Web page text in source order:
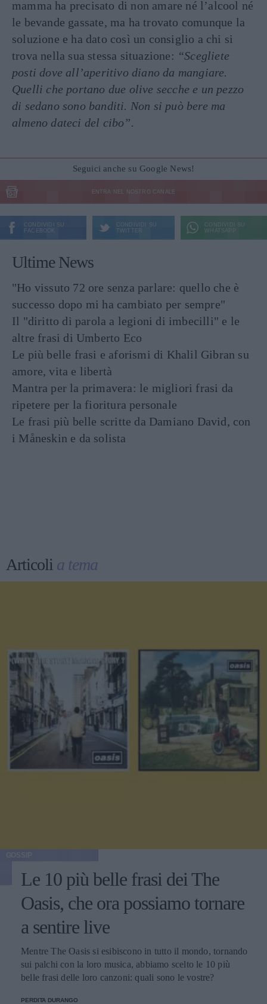
mamma ha precisato di non amare né l’alcool né
le bevande gassate, ma ha trovato comunque la
soluzione e ha dato così un consiglio a chi si
trova nella sua stessa situazione: “Scegliete
posti dove all’aperitivo diano da mangiare.
Quelli che portano due olive secche e un pezzo
di sedano sono banditi. Non si può bere ma
almeno dateci del cibo”.
Seguici anche su Google News!
ENTRA NEL NOSTRO CANALE
CONDIVIDI SU
FACEBOOK
CONDIVIDI SU
TWITTER
CONDIVIDI SU
WHATSAPP
Ultime News
"Ho vissuto 72 ore senza parlare: quello che è
successo dopo mi ha cambiato per sempre"
Il "diritto di parola a legioni di imbecilli" e le
altre frasi di Umberto Eco
Le più belle frasi e aforismi di Khalil Gibran su
amore, vita e libertà
Mantra per la primavera: le migliori frasi da
ripetere per la fioritura personale
Le frasi più belle scritte da Damiano David, con
i Måneskin e da solista
Articoli a tema
Le 10 più belle frasi dei The
Oasis, che ora possiamo tornare
a sentire live
Mentre The Oasis si esibiscono in tutto il mondo, tornando
sui palchi con la loro musica, abbiamo scelto le 10 più
belle frasi delle loro canzoni: quali sono le vostre?
PERDITA DURANGO